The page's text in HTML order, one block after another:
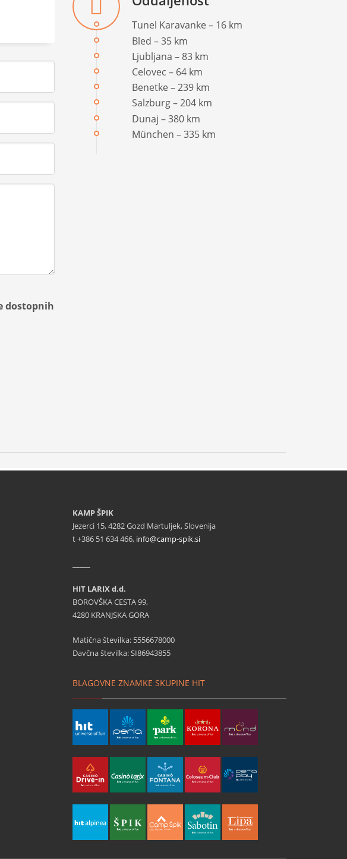
dostopnih
Tunel Karavanke – 16 km
Bled – 35 km
Ljubljana – 83 km
Celovec – 64 km
Benetke – 239 km
Salzburg – 204 km
Dunaj – 380 km
München – 335 km
KAMP ŠPIK
Jezerci 15, 4282 Gozd Martuljek, Slovenija
t +386 51 634 466, info@camp-spik.si
HIT LARIX d.d.
BOROVŠKA CESTA 99,
4280 KRANJSKA GORA
Matična številka: 5556678000
Davčna številka: SI86943855
BLAGOVNE ZNAMKE SKUPINE HIT